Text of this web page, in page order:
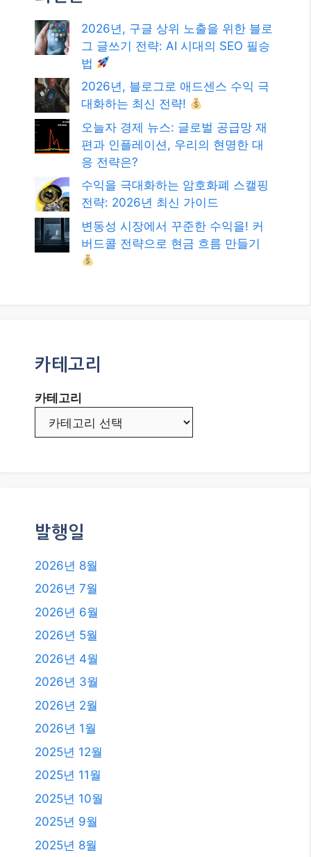
2026년, 구글 상위 노출을 위한 블로
그 글쓰기 전략: AI 시대의 SEO 필승
법
2026년, 블로그로 애드센스 수익 극
대화하는 최신 전략!
오늘자 경제 뉴스: 글로벌 공급망 재
편과 인플레이션, 우리의 현명한 대
응 전략은?
수익을 극대화하는 암호화폐 스캘핑
전략: 2026년 최신 가이드
변동성 시장에서 꾸준한 수익을! 커
버드콜 전략으로 현금 흐름 만들기
카테고리
카테고리
발행일
2026년 8월
2026년 7월
2026년 6월
2026년 5월
2026년 4월
2026년 3월
2026년 2월
2026년 1월
2025년 12월
2025년 11월
2025년 10월
2025년 9월
2025년 8월